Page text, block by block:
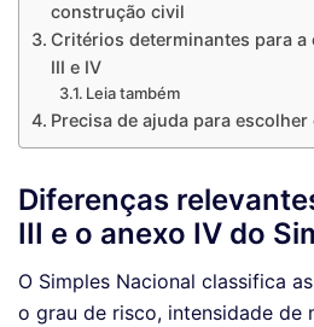
construção civil
Critérios determinantes para a
III e IV
Leia também
Precisa de ajuda para
Diferenças
III e o anexo IV do
O Simples Nacional classifica
o grau de risco, intensidade de